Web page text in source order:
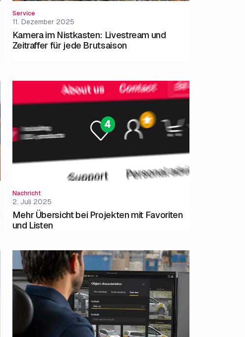
Service
11. Dezember 2025
Kamera im Nistkasten: Livestream und
Zeitraffer für jede Brutsaison
Nachricht
2. Juli 2025
Mehr Übersicht bei Projekten mit Favoriten
und Listen